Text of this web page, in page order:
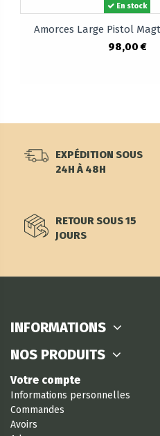
En stock
Amorces Large Pistol
98,00 €
EXPÉDITION SOUS
24H À 48H
RETOUR SOUS 15
JOURS
INFORMATIONS
NOS PRODUITS
Votre compte
Informations personnelles
Commandes
Avoirs